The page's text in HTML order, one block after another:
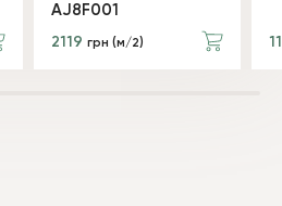
AJ8F001
2119 грн (м/2)